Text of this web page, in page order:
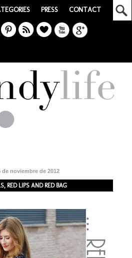
PRESS CONTACT
de noviembre de 2012
RED LIPS AND RED BAG